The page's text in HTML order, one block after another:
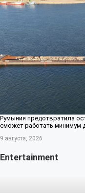
Румыния предотвратила
сможет работать минимум
9 августа, 2026
Entertainment